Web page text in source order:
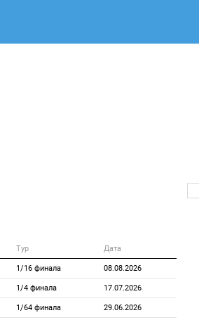
Тур Дата
1/16 финала 08.08.2026
1/4 финала 17.07.2026
1/64 финала 29.06.2026